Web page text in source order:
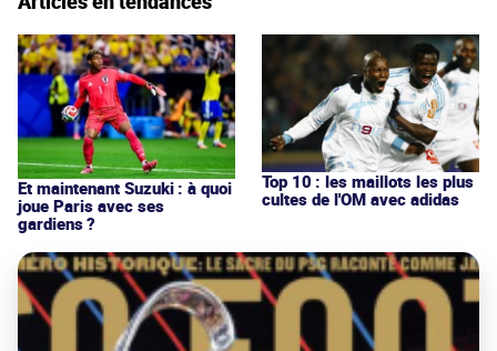
Et maintenant Suzuki : à quoi
joue Paris avec ses
gardiens ?
Top 10 : les maillots les plus
cultes de l'OM avec adidas